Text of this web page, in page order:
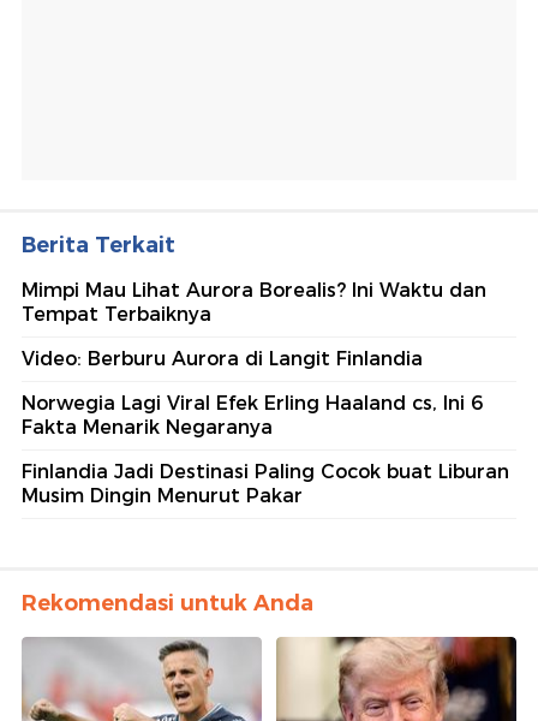
Berita Terkait
Mimpi Mau Lihat Aurora Borealis? Ini Waktu dan
Tempat Terbaiknya
Video: Berburu Aurora di Langit Finlandia
Norwegia Lagi Viral Efek Erling Haaland cs, Ini 6
Fakta Menarik Negaranya
Finlandia Jadi Destinasi Paling Cocok buat Liburan
Musim Dingin Menurut Pakar
Rekomendasi untuk Anda